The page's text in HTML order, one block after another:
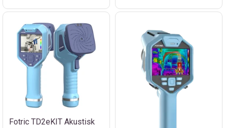
Fotric TD2eKIT Akustisk